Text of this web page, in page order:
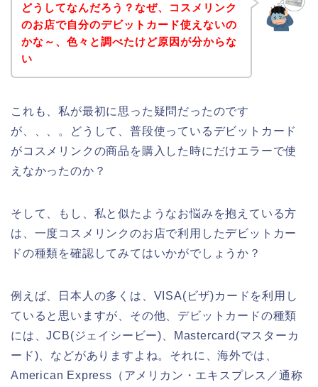
どうしてなんだろう？なぜ、コスメリンク
のお店で自分のデビットカード使えないの
かな～、色々と調べたけど原因が分からな
い
これも、私が最初に思った疑問だったのです
が、、、。どうして、普段使っているデビットカード
がコスメリンクの商品を購入した時にだけエラーで使
えなかったのか？
そして、もし、私と似たようなお悩みを抱えている方
は、一度コスメリンクのお店で利用したデビットカー
ドの種類を確認してみてはいかがでしょうか？
例えば、日本人の多くは、VISA(ビザ)カードを利用し
ていると思いますが、その他、デビットカードの種類
には、JCB(ジェイシービー)、Mastercard(マスターカ
ード)、などがありますよね。それに、海外では、
American Express（アメリカン・エキスプレス／通称